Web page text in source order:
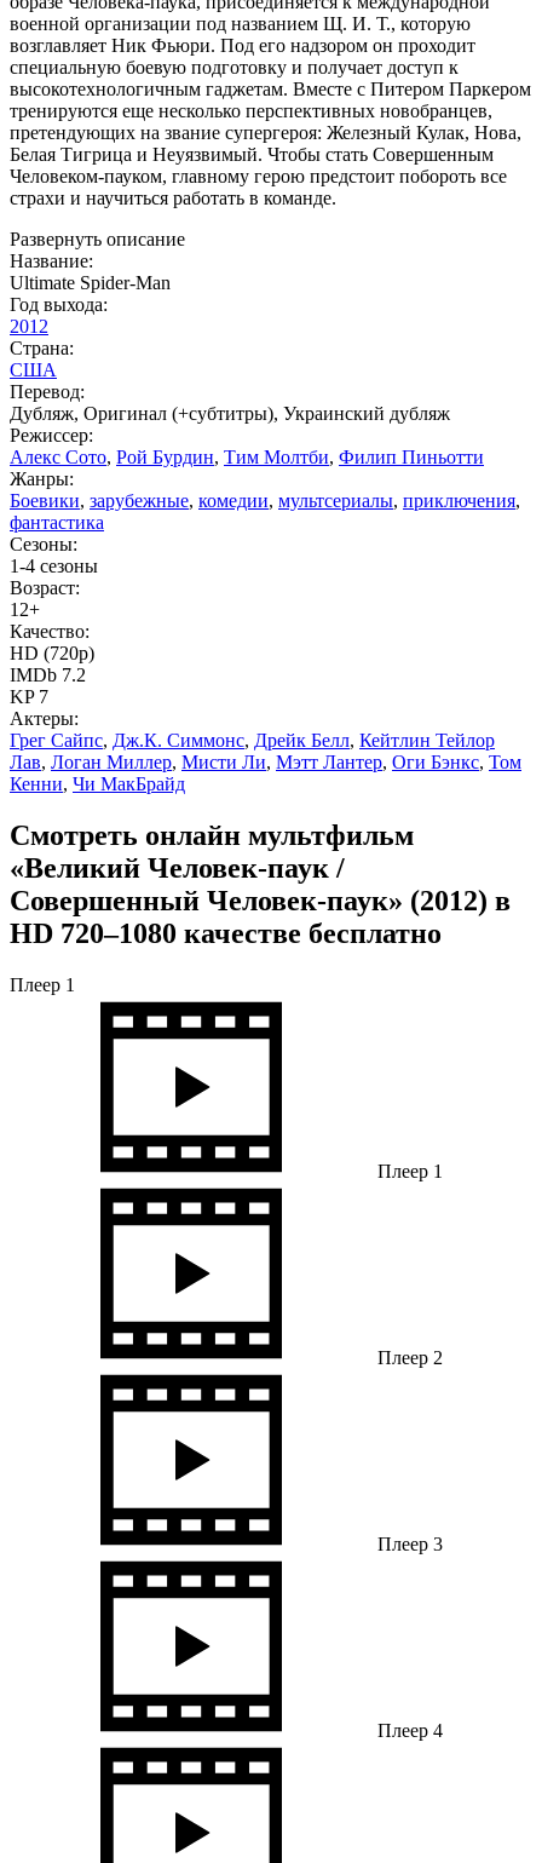
военной организации под названием Щ. И. Т., которую
возглавляет Ник Фьюри. Под его надзором он проходит
специальную боевую подготовку и получает доступ к
высокотехнологичным гаджетам. Вместе с Питером Паркером
тренируются еще несколько перспективных новобранцев,
претендующих на звание супергероя: Железный Кулак, Нова,
Белая Тигрица и Неуязвимый. Чтобы стать Совершенным
Человеком-пауком, главному герою предстоит побороть все
страхи и научиться работать в команде.
Развернуть описание
Название:
Ultimate Spider-Man
Год выхода:
2012
Страна:
США
Перевод:
Дубляж, Оригинал (+субтитры), Украинский дубляж
Режиссер:
Алекс Сото, Рой Бурдин, Тим Молтби, Филип Пиньотти
Жанры:
Боевики, зарубежные, комедии, мультсериалы, приключения,
фантастика
Сезоны:
1-4 сезоны
Возраст:
12+
Качество:
HD (720p)
IMDb 7.2
KP 7
Актеры:
Грег Сайпс, Дж.К. Симмонс, Дрейк Белл, Кейтлин Тейлор
Лав, Логан Миллер, Мисти Ли, Мэтт Лантер, Оги Бэнкс, Том
Кенни, Чи МакБрайд
Смотреть онлайн мультфильм
«Великий Человек-паук /
Совершенный Человек-паук» (2012) в
HD 720–1080 качестве бесплатно
Плеер 1
Плеер 1
Плеер 2
Плеер 3
Плеер 4